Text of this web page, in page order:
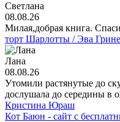
Светлана
08.08.26
Милая,добрая книга.
торт Шарлотты / Эва
Лана
08.08.26
Утомили растянутые до
дослушала до середины в
Кристина Юраш
Кот Баюн - сайт с